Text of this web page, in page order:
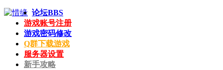
论坛BBS
游戏账号注册
游戏密码修改
Q群下载游戏
服务器设置
新手攻略